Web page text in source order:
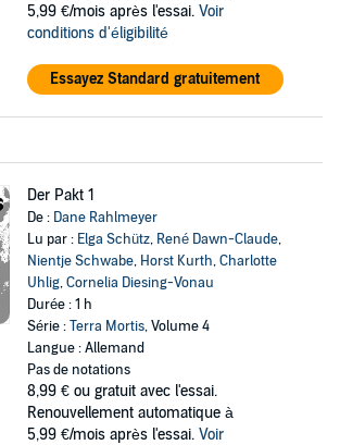
5,99 €/mois après l'essai. Voir
conditions d'éligibilité
Essayez Standard gratuitement
Der Pakt 1
De : Dane Rahlmeyer
Lu par : Elga Schütz, René Dawn-Claude,
Nientje Schwabe, Horst Kurth,Charlotte
Uhlig,Cornelia Diesing-Vonau
Durée : 1 h
Série :Terra Mortis, Volume 4
Langue : Allemand
Pas de notations
8,99 € ou gratuit avec l'essai.
Renouvellement automatique à
5,99 €/mois après l'essai. Voir